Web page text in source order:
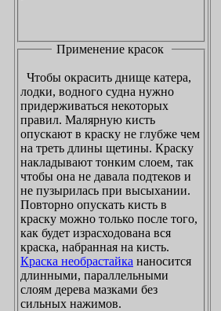
Применение красок
лодки, водного судна нужно
придерживаться некоторых
правил. Малярную кисть
опускают в краску не глубже чем
на треть длины щетины. Краску
накладывают тонким слоем, так
чтобы она не давала подтеков и
не пузырилась при высыхании.
Повторно опускать кисть в
краску можно только после того,
как будет израсходована вся
краска, набранная на кисть.
Краска необрастайка
длинными, параллельными
слоям дерева мазками без
сильных нажимов.